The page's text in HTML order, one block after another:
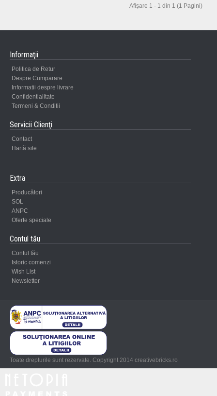
Afişare 1 - 1 din 1 (1 Pagini)
Informaţii
Politica de Retur
Despre Cumparare
Informatii despre livrare
Confidentialitate
Termeni & Conditii
Servicii Clienţi
Contact
Hartă site
Extra
Producători
SOL
ANPC
Oferte speciale
Contul tău
Contul tău
Istoric comenzi
Wish List
Newsletter
Toate drepturile sunt rezervate. Copyright 2014 creativebricks.ro